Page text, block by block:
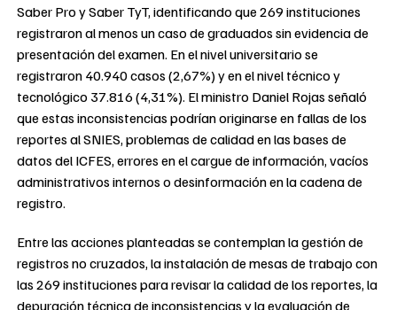
Saber Pro y Saber TyT, identificando que 269 instituciones
registraron al menos un caso de graduados sin evidencia de
presentación del examen. En el nivel universitario se
registraron 40.940 casos (2,67%) y en el nivel técnico y
tecnológico 37.816 (4,31%). El ministro Daniel Rojas señaló
que estas inconsistencias podrían originarse en fallas de los
reportes al SNIES, problemas de calidad en las bases de
datos del ICFES, errores en el cargue de información, vacíos
administrativos internos o desinformación en la cadena de
registro.
Entre las acciones planteadas se contemplan la gestión de
registros no cruzados, la instalación de mesas de trabajo con
las 269 instituciones para revisar la calidad de los reportes, la
depuración técnica de inconsistencias y la evaluación de